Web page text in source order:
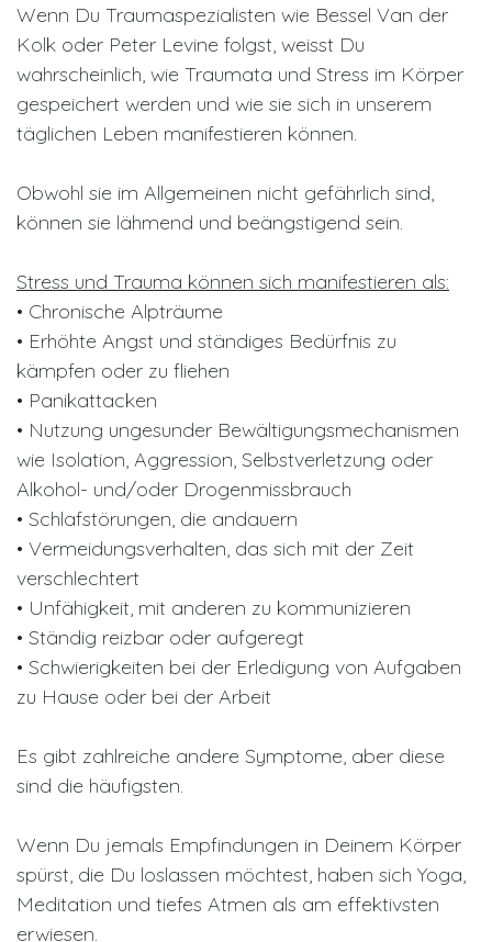
Wenn Du Traumaspezialisten wie Bessel Van der
Kolk oder Peter Levine folgst, weisst Du
wahrscheinlich, wie Traumata und Stress im Körper
gespeichert werden und wie sie sich in unserem
täglichen Leben manifestieren können.
Obwohl sie im Allgemeinen nicht gefährlich sind,
können sie lähmend und beängstigend sein.
Stress und Trauma können sich manifestieren als:
• Chronische Alpträume
• Erhöhte Angst und ständiges Bedürfnis zu
kämpfen oder zu fliehen
• Panikattacken
• Nutzung ungesunder Bewältigungsmechanismen
wie Isolation, Aggression, Selbstverletzung oder
Alkohol- und/oder Drogenmissbrauch
• Schlafstörungen, die andauern
• Vermeidungsverhalten, das sich mit der Zeit
verschlechtert
• Unfähigkeit, mit anderen zu kommunizieren
• Ständig reizbar oder aufgeregt
• Schwierigkeiten bei der Erledigung von Aufgaben
zu Hause oder bei der Arbeit
Es gibt zahlreiche andere Symptome, aber diese
sind die häufigsten.
Wenn Du jemals Empfindungen in Deinem Körper
spürst, die Du loslassen möchtest, haben sich Yoga,
Meditation und tiefes Atmen als am effektivsten
erwiesen.